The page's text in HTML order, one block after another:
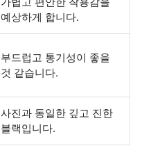
예상하게 합니다.
부드럽고 통기성이 좋을
것 같습니다.
사진과 동일한 깊고 진한
블랙입니다.